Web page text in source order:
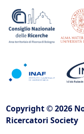
Copyright © 2026
Ricercatori Society